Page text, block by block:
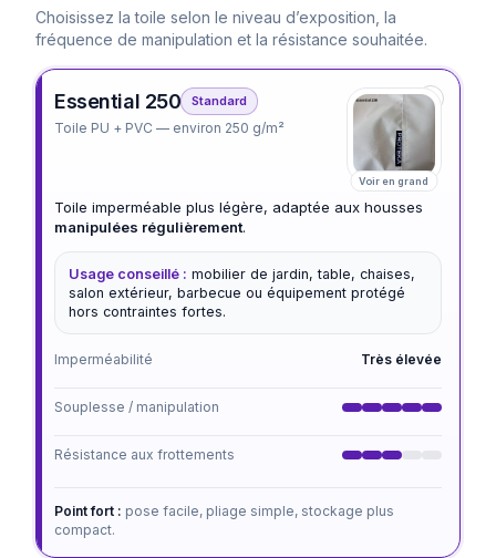
Choisissez la toile selon le niveau d’exposition, la
fréquence de manipulation et la résistance souhaitée.
Essential 250 Standard
Toile PU + PVC — environ 250 g/m²
Voir en grand
Toile imperméable plus légère, adaptée aux housses
manipulées régulièrement.
Usage conseillé : mobilier de jardin, table, chaises,
salon extérieur, barbecue ou équipement protégé
hors contraintes fortes.
Imperméabilité Très élevée
Souplesse / manipulation
Résistance aux frottements
Point fort : pose facile, pliage simple, stockage plus
compact.